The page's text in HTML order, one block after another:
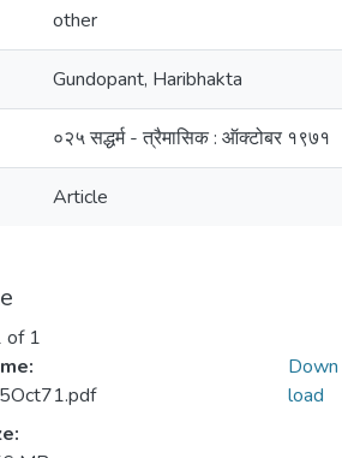
other
Gundopant, Haribhakta
०२५ सद्धर्म - त्रैमासिक : ऑक्टोबर १९७१
Article
of 1
Down
load